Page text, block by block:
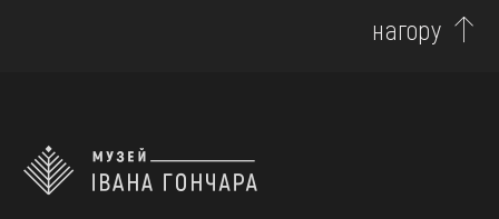
нагору